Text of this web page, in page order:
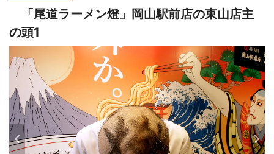
「尾道ラーメン燈」岡山駅前店の東山店主
の頭1